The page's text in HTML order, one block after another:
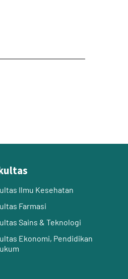
Ilmu Kesehatan
Farmasi
Sains & Teknologi
Ekonomi, Pendidikan